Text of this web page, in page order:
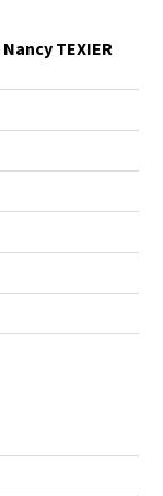
Nancy TEXIER